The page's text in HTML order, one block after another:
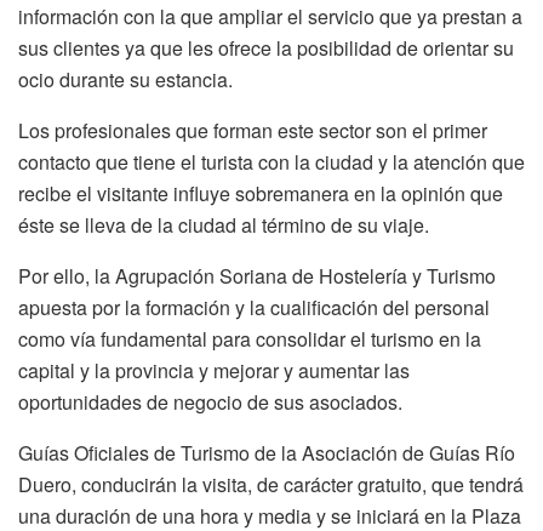
información con la que ampliar el servicio que ya prestan a
sus clientes ya que les ofrece la posibilidad de orientar su
ocio durante su estancia.
Los profesionales que forman este sector son el primer
contacto que tiene el turista con la ciudad y la atención que
recibe el visitante influye sobremanera en la opinión que
éste se lleva de la ciudad al término de su viaje.
Por ello, la Agrupación Soriana de Hostelería y Turismo
apuesta por la formación y la cualificación del personal
como vía fundamental para consolidar el turismo en la
capital y la provincia y mejorar y aumentar las
oportunidades de negocio de sus asociados.
Guías Oficiales de Turismo de la Asociación de Guías Río
Duero, conducirán la visita, de carácter gratuito, que tendrá
una duración de una hora y media y se iniciará en la Plaza